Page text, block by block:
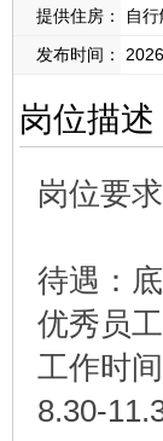
提供住房：
自
发布时间：
岗位描述
岗位要
待遇：
优秀员
工作时
8.30-